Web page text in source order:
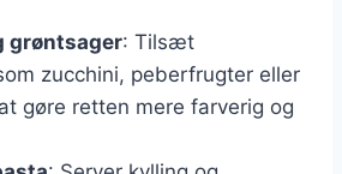
grøntsager: Tilsæt
zucchini, peberfrugter eller
gøre retten mere farverig og